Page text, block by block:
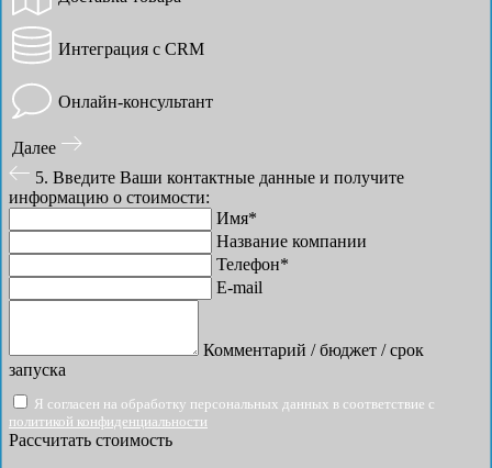
Интеграция с CRM
Онлайн-консультант
Далее
5. Введите Ваши контактные данные и получите
информацию о стоимости:
Имя*
Название компании
Телефон*
E-mail
Комментарий / бюджет / срок
запуска
Я согласен на обработку персональных данных в соответствие с
политикой конфиденциальности
Рассчитать стоимость